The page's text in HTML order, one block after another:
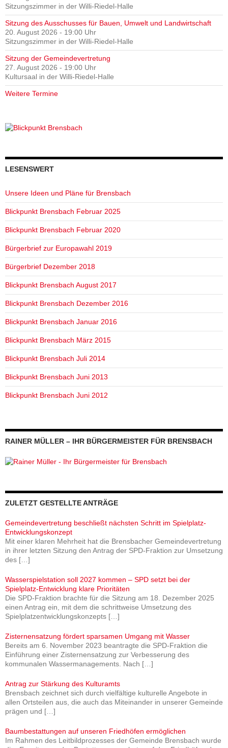
Sitzungszimmer in der Willi-Riedel-Halle
Sitzung des Ausschusses für Bauen, Umwelt und Landwirtschaft
20. August 2026 - 19:00 Uhr
Sitzungszimmer in der Willi-Riedel-Halle
Sitzung der Gemeindevertretung
27. August 2026 - 19:00 Uhr
Kultursaal in der Willi-Riedel-Halle
Weitere Termine
LESENSWERT
Unsere Ideen und Pläne für Brensbach
Blickpunkt Brensbach Februar 2025
Blickpunkt Brensbach Februar 2020
Bürgerbrief zur Europawahl 2019
Bürgerbrief Dezember 2018
Blickpunkt Brensbach August 2017
Blickpunkt Brensbach Dezember 2016
Blickpunkt Brensbach Januar 2016
Blickpunkt Brensbach März 2015
Blickpunkt Brensbach Juli 2014
Blickpunkt Brensbach Juni 2013
Blickpunkt Brensbach Juni 2012
RAINER MÜLLER – IHR BÜRGERMEISTER FÜR BRENSBACH
ZULETZT GESTELLTE ANTRÄGE
Gemeindevertretung beschließt nächsten Schritt im Spielplatz-
Entwicklungskonzept
Mit einer klaren Mehrheit hat die Brensbacher Gemeindevertretung
in ihrer letzten Sitzung den Antrag der SPD-Fraktion zur Umsetzung
des […]
Wasserspielstation soll 2027 kommen – SPD setzt bei der
Spielplatz-Entwicklung klare Prioritäten
Die SPD-Fraktion brachte für die Sitzung am 18. Dezember 2025
einen Antrag ein, mit dem die schrittweise Umsetzung des
Spielplatzentwicklungskonzepts […]
Zisternensatzung fördert sparsamen Umgang mit Wasser
Bereits am 6. November 2023 beantragte die SPD-Fraktion die
Einführung einer Zisternensatzung zur Verbesserung des
kommunalen Wassermanagements. Nach […]
Antrag zur Stärkung des Kulturamts
Brensbach zeichnet sich durch vielfältige kulturelle Angebote in
allen Ortsteilen aus, die auch das Miteinander in unserer Gemeinde
prägen und […]
Baumbestattungen auf unseren Friedhöfen ermöglichen
Im Rahmen des Leitbildprozesses der Gemeinde Brensbach wurde